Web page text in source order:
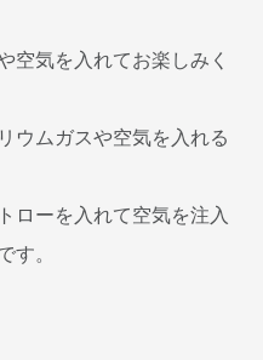
空気を入れてお楽しみく
ウムガスや空気を入れる
ローを入れて空気を注入
す。